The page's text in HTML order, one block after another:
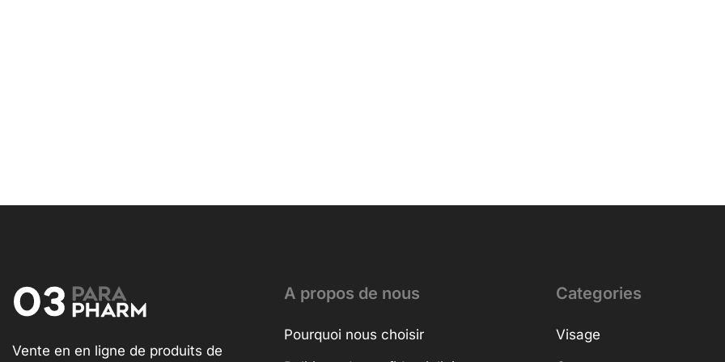
Vente en en ligne de produits de
A propos de nous
Pourquoi nous choisir
Categories
Visage